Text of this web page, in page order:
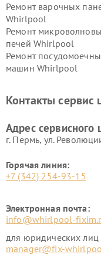
Ремонт варочных
Whirlpool
Ремонт
печей Whirlpool
Ремонт
машин Whirlpool
Контакты сервис
Адрес
г. Пермь, ул.
Горячая линия:
+7 (342) 254-93-15
Электронная почта:
info@whirlpool-
для юридических лиц
manager@fix-